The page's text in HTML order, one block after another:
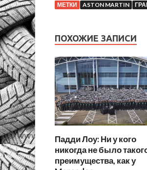
МЕТКИ ASTON MARTIN
ПОХОЖИЕ ЗАПИСИ
Падди Лоу: Ни у кого
никогда не было
преимущества, как у